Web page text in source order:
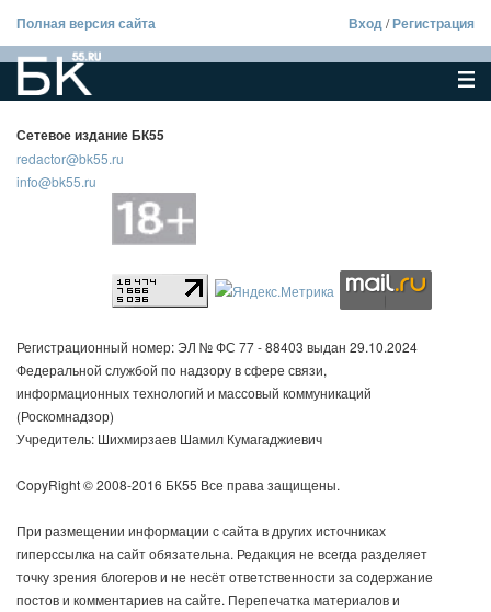
Полная версия сайта Вход/Регистрация
Сетевое издание БК55
redactor@bk55.ru
info@bk55.ru
Регистрационный номер: ЭЛ № ФС 77 - 88403 выдан 29.10.2024
Федеральной службой по надзору в сфере связи,
информационных технологий и массовый коммуникаций
(Роскомнадзор)
Учредитель: Шихмирзаев Шамил Кумагаджиевич
CopyRight © 2008-2016 БК55 Все права защищены.
При размещении информации с сайта в других источниках
гиперссылка на сайт обязательна. Редакция не всегда разделяет
точку зрения блогеров и не несёт ответственности за содержание
постов и комментариев на сайте. Перепечатка материалов и